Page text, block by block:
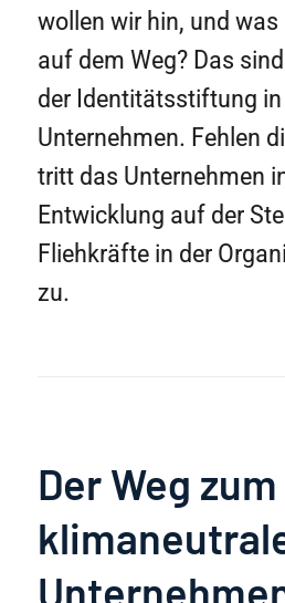
wollen wir hin, und
auf dem Weg? Das
der Identitätsstiftung
Unternehmen. Fehlen
tritt das Unternehmen
Entwicklung auf der
Fliehkräfte in der
zu.
Der Weg zum